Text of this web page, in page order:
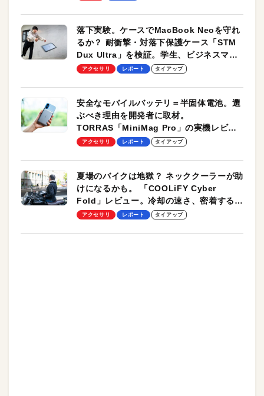
落下実験。ケースでMacBook Neoを守れ
るか？ 耐衝撃・対落下保護ケース「STM
Dux Ultra」を検証。学生、ビジネスマン
のモバイルユースに最適！
アクセサリ レポート タイアップ
安全なモバイルバッテリ＝半固体電池。選
ぶべき理由を開発者に取材。
TORRAS「MiniMag Pro」の実機レビュ
ーも
アクセサリ レポート タイアップ
夏場のバイクは地獄？ ネッククーラーが助
けになるかも。 「COOLiFY Cyber
Fold」レビュー。冷却の速さ、密着する冷
却プレート、シンプルな操作性がグッド！
アクセサリ レポート タイアップ